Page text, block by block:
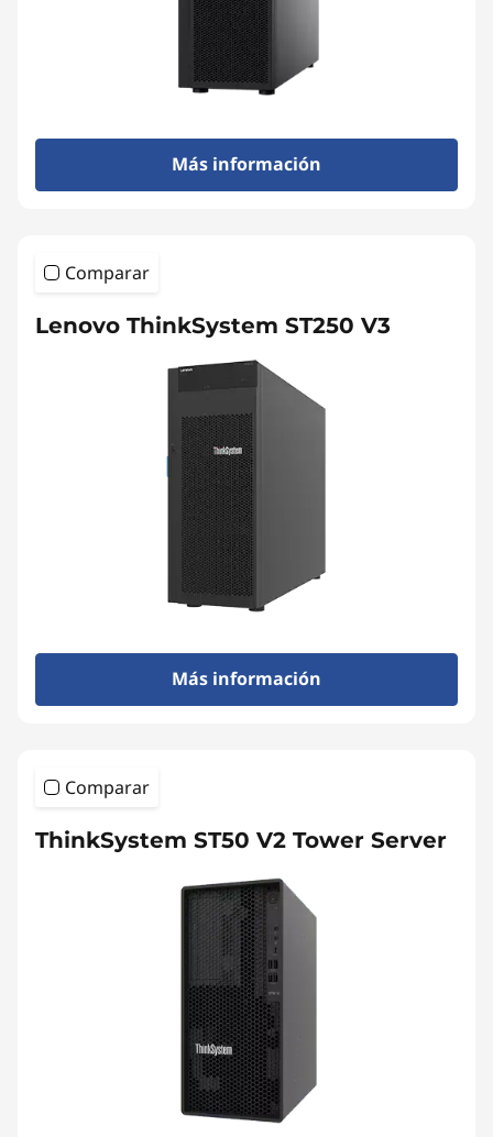
Más información
Comparar
Lenovo ThinkSystem ST250 V3
Más información
Comparar
ThinkSystem ST50 V2 Tower Server